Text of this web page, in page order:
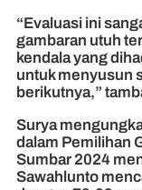
“Evaluasi ini
gambaran utuh
kendala yang
untuk menyusun
berikutnya,”
Surya
dalam Pemilihan
Sumbar 2024
Sawahlunto